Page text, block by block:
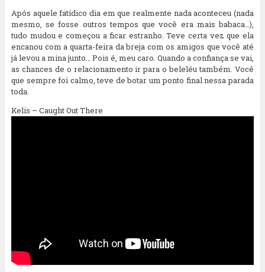
Após aquele fatídico dia em que realmente nada aconteceu (nada
mesmo, se fosse outros tempos que você era mais babaca…),
tudo mudou e começou a ficar estranho. Teve certa vez que ela
encanou com a quarta-feira da breja com os amigos que você até
já levou a mina junto… Pois é, meu caro. Quando a confiança se vai,
as chances de o relacionamento ir para o beleléu também. Você
que sempre foi calmo, teve de botar um ponto final nessa parada
toda.
Kelis – Caught Out There